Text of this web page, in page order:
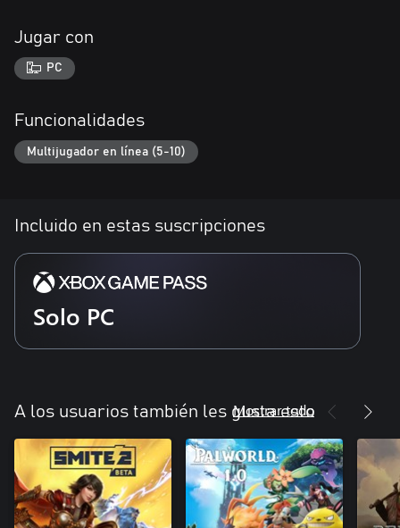
Entertainment, Inc., en los Estados Unidos y/o en otros países.
Jugar con
PC
Funcionalidades
Multijugador en línea (5-10)
Incluido en estas suscripciones
Solo PC
A los usuarios también les gusta esto
Mostrar todo